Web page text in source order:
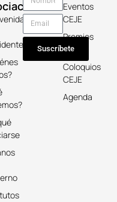
Eventos
CEJE
Premios
Keicho
Coloquios
CEJE
Agenda
Suscríbete